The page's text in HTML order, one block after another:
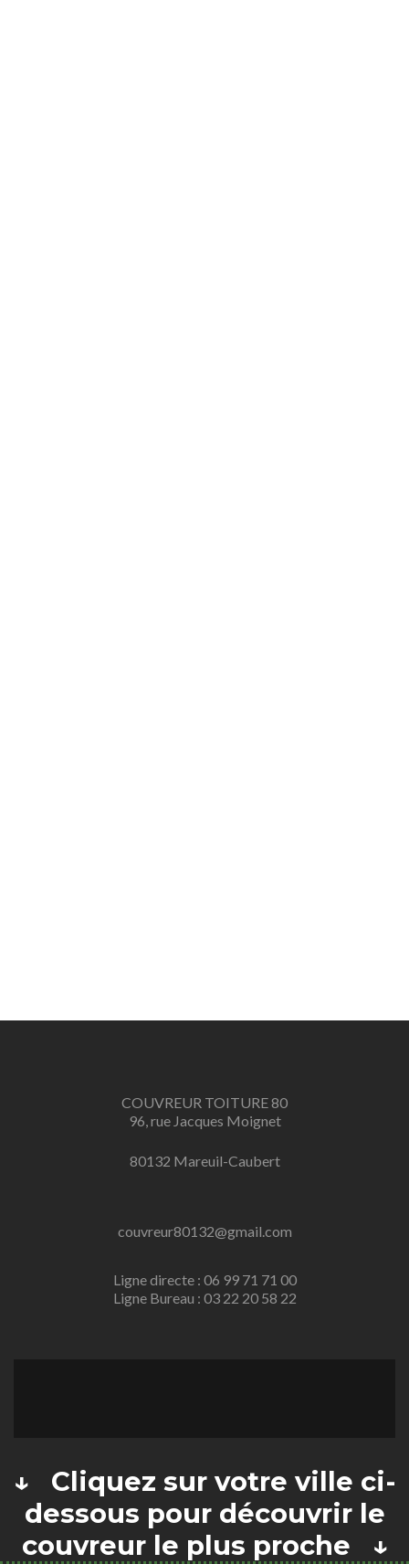
COUVREUR TOITURE 80
96, rue Jacques Moignet
80132 Mareuil-Caubert
couvreur80132@gmail.com
Ligne directe : 06 99 71 71 00
Ligne Bureau : 03 22 20 58 22
↓ Cliquez sur votre ville ci-
dessous pour découvrir le
couvreur le plus proche ↓